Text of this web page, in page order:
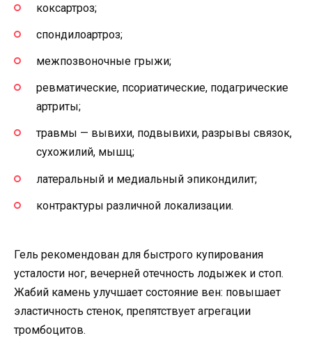
коксартроз;
спондилоартроз;
межпозвоночные грыжи;
ревматические, псориатические, подагрические
артриты;
травмы — вывихи, подвывихи, разрывы связок,
сухожилий, мышц;
латеральный и медиальный эпикондилит;
контрактуры различной локализации.
Гель рекомендован для быстрого купирования
усталости ног, вечерней отечность лодыжек и стоп.
Жабий камень улучшает состояние вен: повышает
эластичность стенок, препятствует агрегации
тромбоцитов.